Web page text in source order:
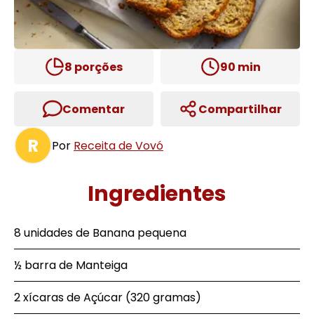
8 porções 90 min
Comentar Compartilhar
R Por Receita de Vovó
Ingredientes
8 unidades de Banana pequena
½ barra de Manteiga
2 xícaras de Açúcar (320 gramas)